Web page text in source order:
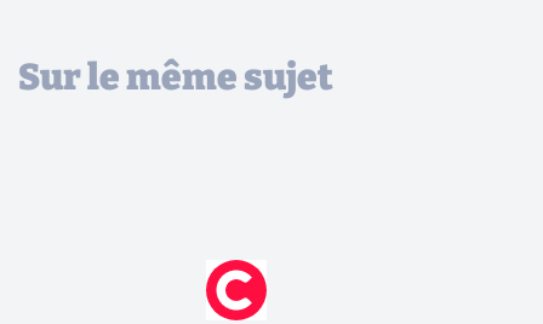
Sur le même sujet